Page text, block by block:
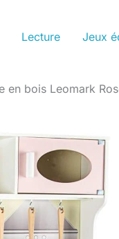
Lecture Jeux
en bois Leomark